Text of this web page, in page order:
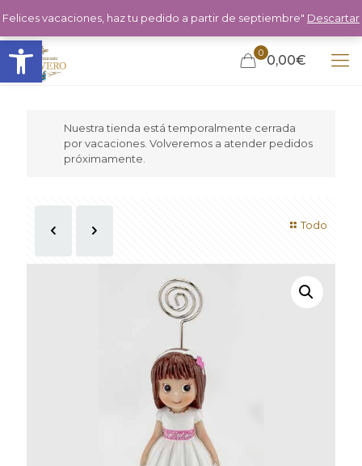
Abrir barra de herramientas 0 0,00€
Nuestra tienda está temporalmente cerrada
por vacaciones. Volveremos a atender pedidos
próximamente.
Todo
Felices vacaciones, haz tu pedido a partir de septiembre" Descartar